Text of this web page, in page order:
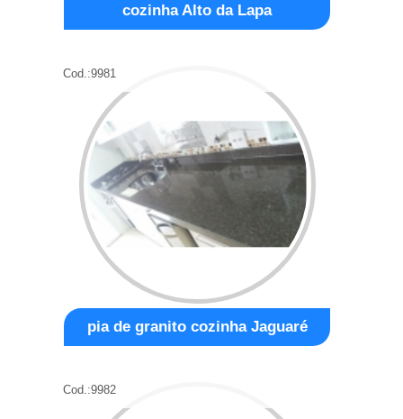
cozinha Alto da Lapa
Cod.:9981
pia de granito cozinha Jaguaré
Cod.:9982